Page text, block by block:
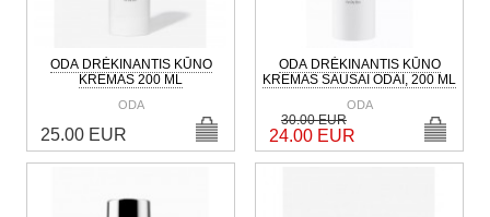
ODA DRĖKINANTIS KŪNO
KREMAS 200 ML
ODA
25.00 EUR
ODA DRĖKINANTIS KŪNO
KREMAS SAUSAI ODAI, 200 ML
ODA
30.00 EUR
24.00 EUR